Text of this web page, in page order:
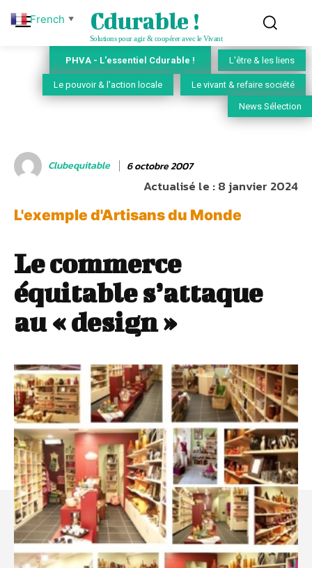
Cdurable !
Solutions pour agir & coopérer avec le Vivant
PHVA - L'essentiel Cdurable ! L'être & les liens
Le pouvoir & l'action locale Le vivant & refaire société
News Sélection
Clubequitable 6 octobre 2007
Actualisé le :8 janvier 2024
L'exemple d'Artisans du Monde
Le commerce
équitable s’attaque
au « design »
French ▼